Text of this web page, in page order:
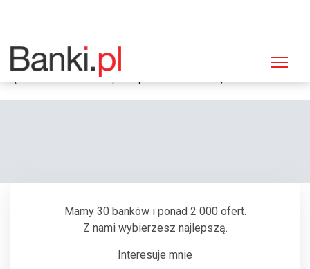
Strona główna
Bankomat Bank Zachodni WBK, Szczecin, Al. Bohaterów Warszawy 42
(Centrum Handlowe "Turzyn" - Supermarket "Carrefour")
Mamy 30 banków i ponad 2 000 ofert.
Z nami wybierzesz najlepszą.
Interesuje mnie